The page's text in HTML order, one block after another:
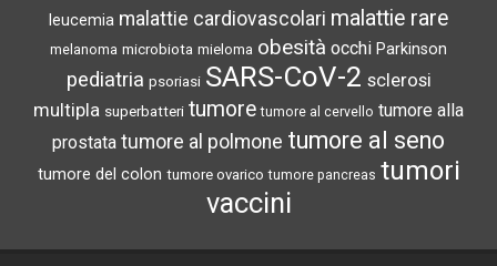
BRUCIORE DI STOMACO O INFARTO?
COME DISTINGUERE
L’ATTIVITÀ CEREBRALE RIVELA LE
IMMAGINANO
leucemia malattie cardiovascolari malattie rare
melanoma microbiota mieloma obesità occhi Parkinson
pediatria psoriasi SARS-CoV-2 sclerosi
multipla superbatteri tumore tumore al cervello tumore alla
prostata tumore al polmone tumore al seno
tumore del colon tumore ovarico tumore pancreas tumori
vaccini